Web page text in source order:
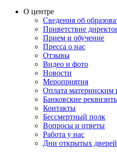
О центре
Сведения об
Приветствие
Прием и обучение
Пресса о нас
Отзывы
Видео и фото
Новости
Мероприятия
Оплата материнским
Банковские
Контакты
Бессмертный полк
Вопросы и ответы
Работа у нас
Дни открытых дверей